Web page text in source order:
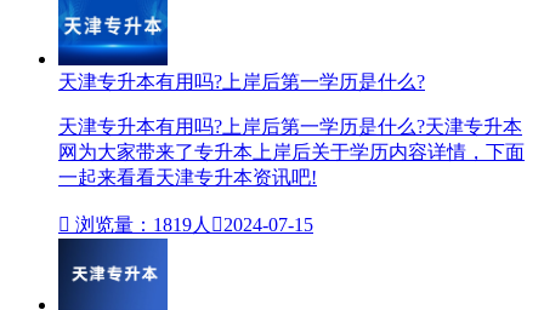
天津专升本有用吗?上岸后第一学历是什么?
天津专升本有用吗?上岸后第一学历是什么?天津专升本
网为大家带来了专升本上岸后关于学历内容详情，下面
一起来看看天津专升本资讯吧!
 浏览量：1819人 2024-07-15